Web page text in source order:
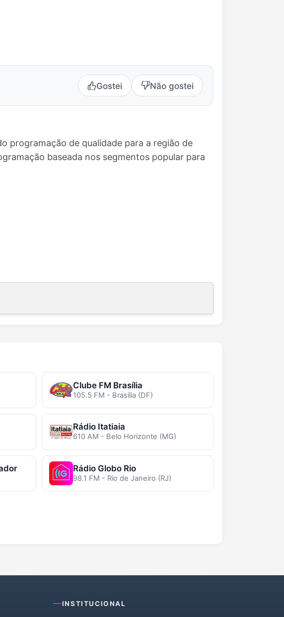
Gostei Não gostei
programação de qualidade para a região de
baseada nos segmentos popular para
Clube FM Brasília
105.5 FM - Brasília (DF)
Rádio Itatiaia
610 AM - Belo Horizonte (MG)
Rádio Globo Rio
98.1 FM - Rio de Janeiro (RJ)
INSTITUCIONAL